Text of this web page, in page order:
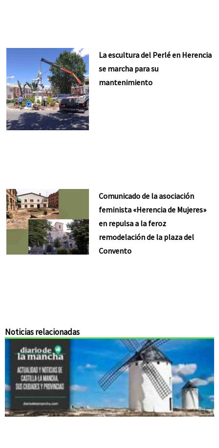
La escultura del Perlé en Herencia
se marcha para su
mantenimiento
Comunicado de la asociación
feminista «Herencia de Mujeres»
en repulsa a la feroz
remodelación de la plaza del
Convento
Noticias relacionadas